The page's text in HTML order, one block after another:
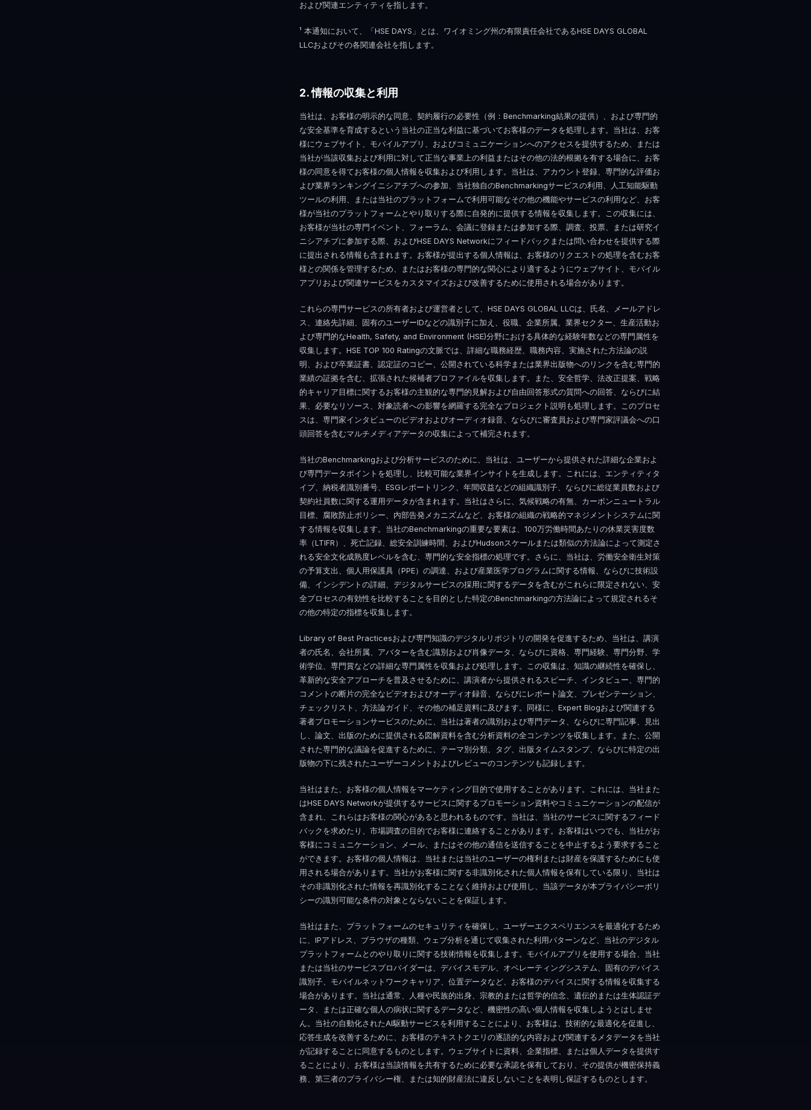
および関連エンティティを指します。
¹ 本通知において、「HSE DAYS」とは、ワイオミング州の有限責任会社であるHSE DAYS GLOBAL
LLCおよびその各関連会社を指します。
2. 情報の収集と利用
当社は、お客様の明示的な同意、契約履行の必要性（例：Benchmarking結果の提供）、および専門的
な安全基準を育成するという当社の正当な利益に基づいてお客様のデータを処理します。当社は、お客
様にウェブサイト、モバイルアプリ、およびコミュニケーションへのアクセスを提供するため、または
当社が当該収集および利用に対して正当な事業上の利益またはその他の法的根拠を有する場合に、お客
様の同意を得てお客様の個人情報を収集および利用します。当社は、アカウント登録、専門的な評価お
よび業界ランキングイニシアチブへの参加、当社独自のBenchmarkingサービスの利用、人工知能駆動
ツールの利用、または当社のプラットフォームで利用可能なその他の機能やサービスの利用など、お客
様が当社のプラットフォームとやり取りする際に自発的に提供する情報を収集します。この収集には、
お客様が当社の専門イベント、フォーラム、会議に登録または参加する際、調査、投票、または研究イ
ニシアチブに参加する際、およびHSE DAYS Networkにフィードバックまたは問い合わせを提供する際
に提出される情報も含まれます。お客様が提出する個人情報は、お客様のリクエストの処理を含むお客
様との関係を管理するため、またはお客様の専門的な関心により適するようにウェブサイト、モバイル
アプリおよび関連サービスをカスタマイズおよび改善するために使用される場合があります。
これらの専門サービスの所有者および運営者として、HSE DAYS GLOBAL LLCは、氏名、メールアドレ
ス、連絡先詳細、固有のユーザーIDなどの識別子に加え、役職、企業所属、業界セクター、生産活動お
よび専門的なHealth, Safety, and Environment (HSE)分野における具体的な経験年数などの専門属性を
収集します。HSE TOP 100 Ratingの文脈では、詳細な職務経歴、職務内容、実施された方法論の説
明、および卒業証書、認定証のコピー、公開されている科学または業界出版物へのリンクを含む専門的
業績の証拠を含む、拡張された候補者プロファイルを収集します。また、安全哲学、法改正提案、戦略
的キャリア目標に関するお客様の主観的な専門的見解および自由回答形式の質問への回答、ならびに結
果、必要なリソース、対象読者への影響を網羅する完全なプロジェクト説明も処理します。このプロセ
スは、専門家インタビューのビデオおよびオーディオ録音、ならびに審査員および専門家評議会への口
頭回答を含むマルチメディアデータの収集によって補完されます。
当社のBenchmarkingおよび分析サービスのために、当社は、ユーザーから提供された詳細な企業およ
び専門データポイントを処理し、比較可能な業界インサイトを生成します。これには、エンティティタ
イプ、納税者識別番号、ESGレポートリンク、年間収益などの組織識別子、ならびに総従業員数および
契約社員数に関する運用データが含まれます。当社はさらに、気候戦略の有無、カーボンニュートラル
目標、腐敗防止ポリシー、内部告発メカニズムなど、お客様の組織の戦略的マネジメントシステムに関
する情報を収集します。当社のBenchmarkingの重要な要素は、100万労働時間あたりの休業災害度数
率（LTIFR）、死亡記録、総安全訓練時間、およびHudsonスケールまたは類似の方法論によって測定さ
れる安全文化成熟度レベルを含む、専門的な安全指標の処理です。さらに、当社は、労働安全衛生対策
の予算支出、個人用保護具（PPE）の調達、および産業医学プログラムに関する情報、ならびに技術設
備、インシデントの詳細、デジタルサービスの採用に関するデータを含むがこれらに限定されない、安
全プロセスの有効性を比較することを目的とした特定のBenchmarkingの方法論によって規定されるそ
の他の特定の指標を収集します。
Library of Best Practicesおよび専門知識のデジタルリポジトリの開発を促進するため、当社は、講演
者の氏名、会社所属、アバターを含む識別および肖像データ、ならびに資格、専門経験、専門分野、学
術学位、専門賞などの詳細な専門属性を収集および処理します。この収集は、知識の継続性を確保し、
革新的な安全アプローチを普及させるために、講演者から提供されるスピーチ、インタビュー、専門的
コメントの断片の完全なビデオおよびオーディオ録音、ならびにレポート論文、プレゼンテーション、
チェックリスト、方法論ガイド、その他の補足資料に及びます。同様に、Expert Blogおよび関連する
著者プロモーションサービスのために、当社は著者の識別および専門データ、ならびに専門記事、見出
し、論文、出版のために提供される図解資料を含む分析資料の全コンテンツを収集します。また、公開
された専門的な議論を促進するために、テーマ別分類、タグ、出版タイムスタンプ、ならびに特定の出
版物の下に残されたユーザーコメントおよびレビューのコンテンツも記録します。
当社はまた、お客様の個人情報をマーケティング目的で使用することがあります。これには、当社また
はHSE DAYS Networkが提供するサービスに関するプロモーション資料やコミュニケーションの配信が
含まれ、これらはお客様の関心があると思われるものです。当社は、当社のサービスに関するフィード
バックを求めたり、市場調査の目的でお客様に連絡することがあります。お客様はいつでも、当社がお
客様にコミュニケーション、メール、またはその他の通信を送信することを中止するよう要求すること
ができます。お客様の個人情報は、当社または当社のユーザーの権利または財産を保護するためにも使
用される場合があります。当社がお客様に関する非識別化された個人情報を保有している限り、当社は
その非識別化された情報を再識別化することなく維持および使用し、当該データが本プライバシーポリ
シーの識別可能な条件の対象とならないことを保証します。
当社はまた、プラットフォームのセキュリティを確保し、ユーザーエクスペリエンスを最適化するため
に、IPアドレス、ブラウザの種類、ウェブ分析を通じて収集された利用パターンなど、当社のデジタル
プラットフォームとのやり取りに関する技術情報を収集します。モバイルアプリを使用する場合、当社
または当社のサービスプロバイダーは、デバイスモデル、オペレーティングシステム、固有のデバイス
識別子、モバイルネットワークキャリア、位置データなど、お客様のデバイスに関する情報を収集する
場合があります。当社は通常、人種や民族的出身、宗教的または哲学的信念、遺伝的または生体認証デ
ータ、または正確な個人の病状に関するデータなど、機密性の高い個人情報を収集しようとはしませ
ん。当社の自動化されたAI駆動サービスを利用することにより、お客様は、技術的な最適化を促進し、
応答生成を改善するために、お客様のテキストクエリの逐語的な内容および関連するメタデータを当社
が記録することに同意するものとします。ウェブサイトに資料、企業指標、または個人データを提供す
ることにより、お客様は当該情報を共有するために必要な承認を保有しており、その提供が機密保持義
務、第三者のプライバシー権、または知的財産法に違反しないことを表明し保証するものとします。